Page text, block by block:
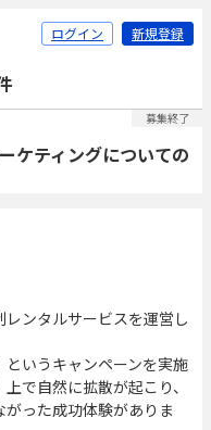
ログイン 新規登録
募集終了
ケティングについての
ンタルサービスを運営し
いうキャンペーンを実施
で自然に拡散が起こり、
った成功体験がありま